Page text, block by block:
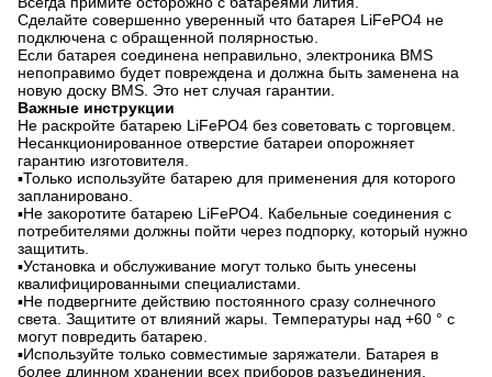
Сделайте совершенно уверенный что батарея LiFePO4 не
подключена с обращенной полярностью.
Если батарея соединена неправильно, электроника BMS
непоправимо будет повреждена и должна быть заменена на
новую доску BMS. Это нет случая гарантии.
Важные инструкции
Не раскройте батарею LiFePO4 без советовать с торговцем.
Несанкционированное отверстие батареи опорожняет
гарантию изготовителя.
▪Только используйте батарею для применения для которого
запланировано.
▪Не закоротите батарею LiFePO4. Кабельные соединения с
потребителями должны пойти через подпорку, который нужно
защитить.
▪Установка и обслуживание могут только быть унесены
квалифицированными специалистами.
▪Не подвергните действию постоянного сразу солнечного
света. Защитите от влияний жары. Температуры над +60 ° c
могут повредить батарею.
▪Используйте только совместимые заряжатели. Батарея в
более длинном хранении всех приборов разъединения.